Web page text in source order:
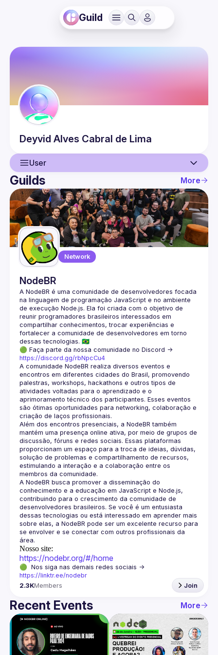
Guild
Deyvid Alves Cabral de Lima
User
User
Events
Guilds
Guilds More
Network
NodeBR
A NodeBR é uma comunidade de desenvolvedores focada
na linguagem de programação JavaScript e no ambiente
de execução Node.js. Ela foi criada com o objetivo de
reunir programadores brasileiros interessados em
compartilhar conhecimentos, trocar experiências e
fortalecer a comunidade de desenvolvedores em torno
🟢 Faça parte da nossa comunidade no Discord ->
https://discord.gg/rbNpcCu4
A comunidade NodeBR realiza diversos eventos e
encontros em diferentes cidades do Brasil, promovendo
palestras, workshops, hackathons e outros tipos de
atividades voltadas para o aprendizado e o
aprimoramento técnico dos participantes. Esses eventos
são ótimas oportunidades para networking, colaboração e
Além dos encontros presenciais, a NodeBR também
mantém uma presença online ativa, por meio de grupos de
discussão, fóruns e redes sociais. Essas plataformas
proporcionam um espaço para a troca de ideias, dúvidas,
solução de problemas e compartilhamento de recursos,
estimulando a interação e a colaboração entre os
A NodeBR busca promover a disseminação do
conhecimento e a educação em JavaScript e Node.js,
contribuindo para o crescimento da comunidade de
desenvolvedores brasileiros. Se você é um entusiasta
dessas tecnologias ou está interessado em aprender mais
sobre elas, a NodeBR pode ser um excelente recurso para
se envolver e se conectar com outros profissionais da
Nosso site:
https://nodebr.org/#/home
https://linktr.ee/nodebr
2.3KMembers Join
Recent Events More